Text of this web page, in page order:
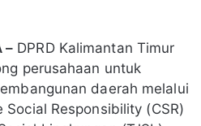
– DPRD Kalimantan Timur
perusahaan untuk
daerah melalui
Responsibility (CSR)